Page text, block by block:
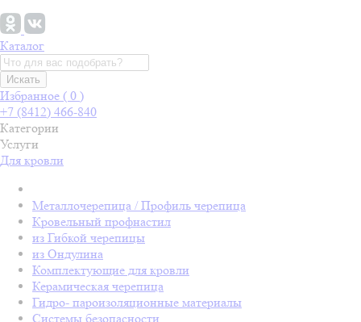
Каталог
Искать
Избранное ( 0 )
+7 (8412) 466-840
Категории
Услуги
Для кровли
Металлочерепица / Профиль черепица
Кровельный профнастил
из Гибкой черепицы
из Ондулина
Комплектующие для кровли
Керамическая черепица
Гидро- пароизоляционные материалы
Системы безопасности